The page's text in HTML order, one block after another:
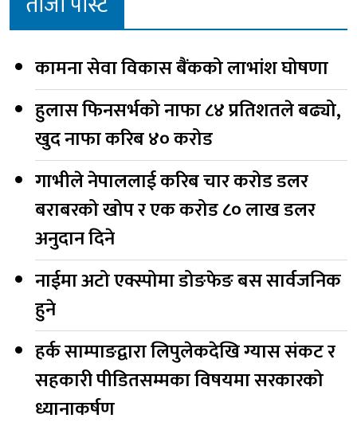
कामना सेवा विकास बैंकको लाभांश घोषणा
हुलास फिनसर्भको नाफा ८४ प्रतिशतले बढ्यो,
खुद नाफा करिब ४० करोड
गाभीले नेपाललाई करिब चार करोड डलर
बराबरको खोप र एक करोड ८० लाख डलर
अनुदान दिने
नाईमा अटो एक्स्पोमा डोङफेङ बस सार्वजनिक
हुने
हर्क साम्पाङद्वारा लिपुलेकदेखि ग्यास संकट र
सहकारी पीडितसम्मका विषयमा सरकारको
ध्यानाकर्षण